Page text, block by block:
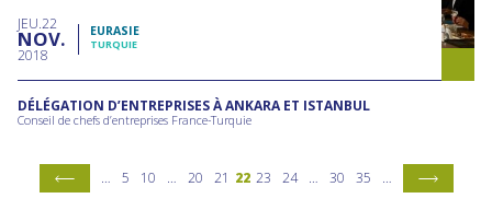
JEU 22
NOV
2018
EURASIE
TURQUIE
DÉLÉGATION D’ENTREPRISES À ANKARA ET ISTANBUL
Conseil de chefs d’entreprises France-Turquie
… 5 10 … 20 21 22 23 24 … 30 35 …